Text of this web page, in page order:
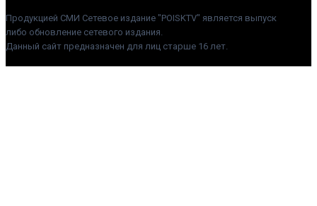
Продукцией СМИ Сетевое издание "POISKTV" является выпуск
либо обновление сетевого издания.
Данный сайт предназначен для лиц старше 16 лет.